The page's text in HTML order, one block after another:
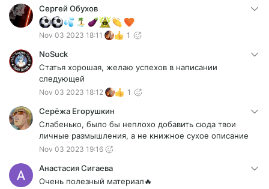
Сергей Обухов
Nov 03 2023 18:11 1
NoSuck
Статья хорошая, желаю успехов в написании
следующей
Nov 03 2023 18:12 1
Серёжа Егорушкин
Слабенько, было бы неплохо добавить сюда твои
личные размышления, а не книжное сухое описание
Nov 03 2023 19:16
Анастасия Сигаева
Очень полезный материал🔥